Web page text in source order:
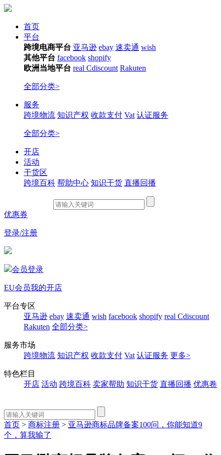
首页
平台
跨境电商平台 亚马逊 ebay 速卖通 wish
其他平台 facebook shopify
欧洲当地平台 real Cdiscount Rakuten
全部分类>
服务
跨境物流 知识产权 收款支付 Vat 认证服务
全部分类>
开店
活动
干货区
跨境百科 帮助中心 知识干货 直播回播
优惠券
登录/注册
会员登录
EU会员我的开店
平台专区
亚马逊 ebay 速卖通 wish facebook shopify real Cdiscount
Rakuten 全部分类>
服务市场
跨境物流 知识产权 收款支付 Vat 认证服务 更多>
特色栏目
开店 活动 跨境百科 卖家帮助 知识干货 直播回播 优惠卷
首页 > 商标注册 > 亚马逊商标品牌备案100问，你能知道9
个，算我输了